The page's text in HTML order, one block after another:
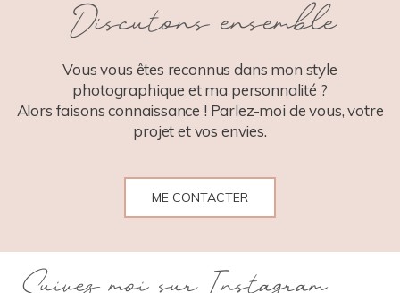
POST COMMENT
Discutons ensemble
Vous vous êtes reconnus dans mon style
photographique et ma personnalité ?
Alors faisons connaissance ! Parlez-moi de vous, votre
projet et vos envies.
ME CONTACTER